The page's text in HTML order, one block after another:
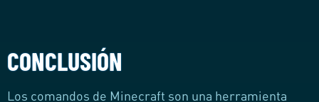
CONCLUSIÓN
Los comandos de Minecraft son una herramienta